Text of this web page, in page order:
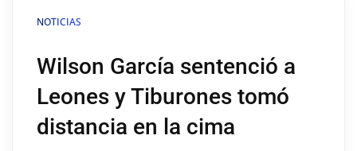
NOTICIAS
Wilson García sentenció a
Leones y Tiburones tomó
distancia en la cima